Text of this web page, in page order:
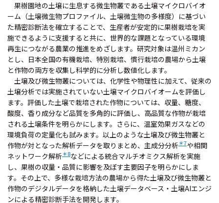
果樹園地の土壌に生息する微生物叢である土壌マイクロバイオ
ーム（土壌微生物プロファイル、土壌微生物の多様度）に基づい
た精密診断法を確立することで、生産者が安定的に果樹栽培を実
施できるように支援すると共に、世界的な課題となっている環境
再生につながる農業の推進をめざします。研究対象は温州ミカン
とし、日本全国の有機栽培、特別栽培、慣行栽培の農場から土壌
と作物の両方を収集し科学的に分析し数値化します。
土壌及び微生物叢については、化学性や物理性に加えて、従来の
土壌分析では実施されていない土壌マイクロバイオームを評価し
ます。評価した土壌で栽培された作物については、収量、糖度、
酸度、香り成分など品質を多角的に評価し、高品質な作物が栽培
される土壌条件を明らかにします。さらに、温室効果ガスなどの
環境負荷の定量化も試みます。以上のような土壌及び微生物叢と
作物が対となった解析データを取りまとめ、主成分分析＊7や相関
ネットワーク解析＊8などによる統合マルチオミクス解析を実施
し、果樹の収量・品質に影響を及ぼす主要因子を明らかにしま
す。その上で、多様な栽培方法の農場から得た土壌及び微生物叢と
作物のデジタルデータを格納した土壌データベース・土壌AIエンジ
ンによる精密診断手法を開発します。